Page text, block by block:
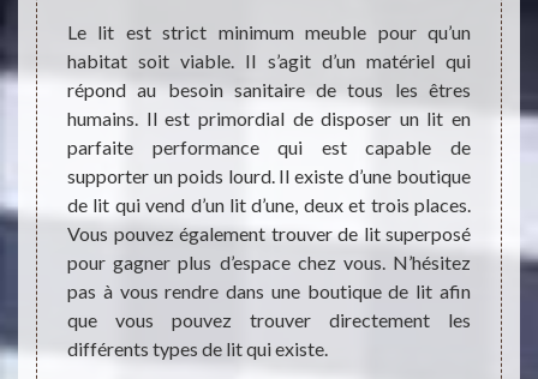
de
d’un
Par
de
ses
Le lit est strict minimum meuble pour qu’un
habitat soit viable. Il s’agit d’un matériel qui
répond au besoin sanitaire de tous les êtres
humains. Il est primordial de disposer un lit en
parfaite performance qui est capable de
supporter un poids lourd. Il existe d’une boutique
de lit qui vend d’un lit d’une, deux et trois places.
Vous pouvez également trouver de lit superposé
pour gagner plus d’espace chez vous. N’hésitez
pas à vous rendre dans une boutique de lit afin
que vous pouvez trouver directement les
différents types de lit qui existe.
Les
les
et
qui